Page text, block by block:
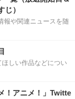
）
報や関連ニュースを随
しい作品などについ
！アニメ！」Twitte